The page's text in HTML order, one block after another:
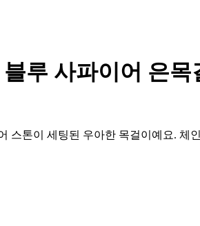
루 사파이어 은목
스톤이 세팅된 우아한 목걸이예요.